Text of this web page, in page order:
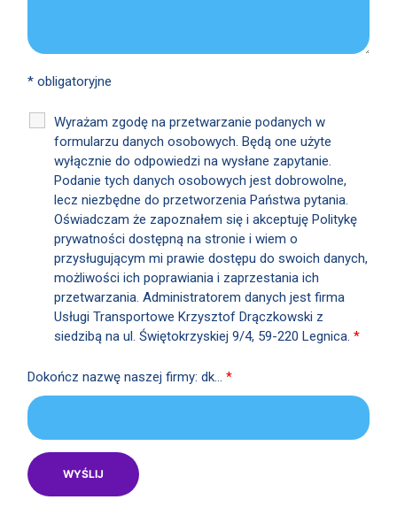
* obligatoryjne
Wyrażam zgodę na przetwarzanie podanych w
formularzu danych osobowych. Będą one użyte
wyłącznie do odpowiedzi na wysłane zapytanie.
Podanie tych danych osobowych jest dobrowolne,
lecz niezbędne do przetworzenia Państwa pytania.
Oświadczam że zapoznałem się i akceptuję Politykę
prywatności dostępną na stronie i wiem o
przysługującym mi prawie dostępu do swoich danych,
możliwości ich poprawiania i zaprzestania ich
przetwarzania. Administratorem danych jest firma
Usługi Transportowe Krzysztof Drączkowski z
siedzibą na ul. Świętokrzyskiej 9/4, 59-220 Legnica.*
Dokończ nazwę naszej firmy: dk...*